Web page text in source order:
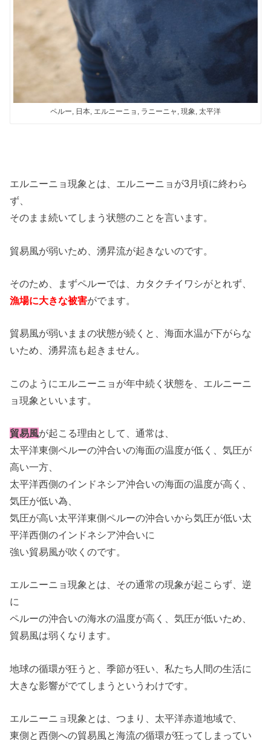
ペルー, 日本, エルニーニョ, ラニーニャ, 現象, 太平洋
エルニーニョ現象とは、エルニーニョが3月頃に終わら
ず、
そのまま続いてしまう状態のことを言います。
貿易風が弱いため、湧昇流が起きないのです。
そのため、まずペルーでは、カタクチイワシがとれず、
漁場に大きな被害がでます。
貿易風が弱いままの状態が続くと、海面水温が下がらな
いため、湧昇流も起きません。
このようにエルニーニョが年中続く状態を、エルニーニ
ョ現象といいます。
貿易風が起こる理由として、通常は、
太平洋東側ペルーの沖合いの海面の温度が低く、気圧が
高い一方、
太平洋西側のインドネシア沖合いの海面の温度が高く、
気圧が低い為、
気圧が高い太平洋東側ペルーの沖合いから気圧が低い太
平洋西側のインドネシア沖合いに
強い貿易風が吹くのです。
エルニーニョ現象とは、その通常の現象が起こらず、逆
に
ペルーの沖合いの海水の温度が高く、気圧が低いため、
貿易風は弱くなります。
地球の循環が狂うと、季節が狂い、私たち人間の生活に
大きな影響がでてしまうというわけです。
エルニーニョ現象とは、つまり、太平洋赤道地域で、
東側と西側への貿易風と海流の循環が狂ってしまってい